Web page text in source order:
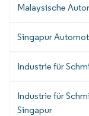
Malaysische
Singapur
Industrie für
Industrie für
Singapur